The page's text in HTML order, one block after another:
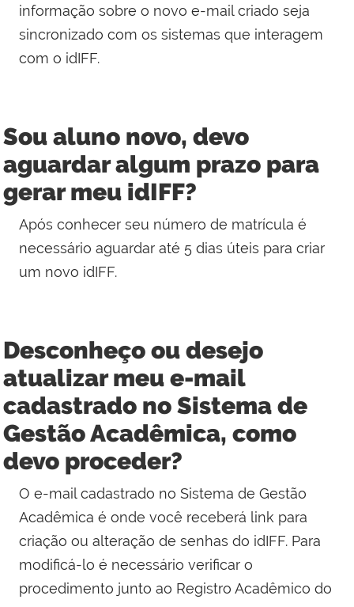
informação sobre o novo e-mail criado seja
sincronizado com os sistemas que interagem
com o idIFF.
Sou aluno novo, devo
aguardar algum prazo para
gerar meu idIFF?
Após conhecer seu número de matrícula é
necessário aguardar até 5 dias úteis para criar
um novo idIFF.
Desconheço ou desejo
atualizar meu e-mail
cadastrado no Sistema de
Gestão Acadêmica, como
devo proceder?
O e-mail cadastrado no Sistema de Gestão
Acadêmica é onde você receberá link para
criação ou alteração de senhas do idIFF. Para
modificá-lo é necessário verificar o
procedimento junto ao Registro Acadêmico do